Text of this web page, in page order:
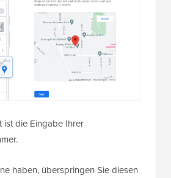
ist die Eingabe Ihrer
haben, überspringen Sie diesen